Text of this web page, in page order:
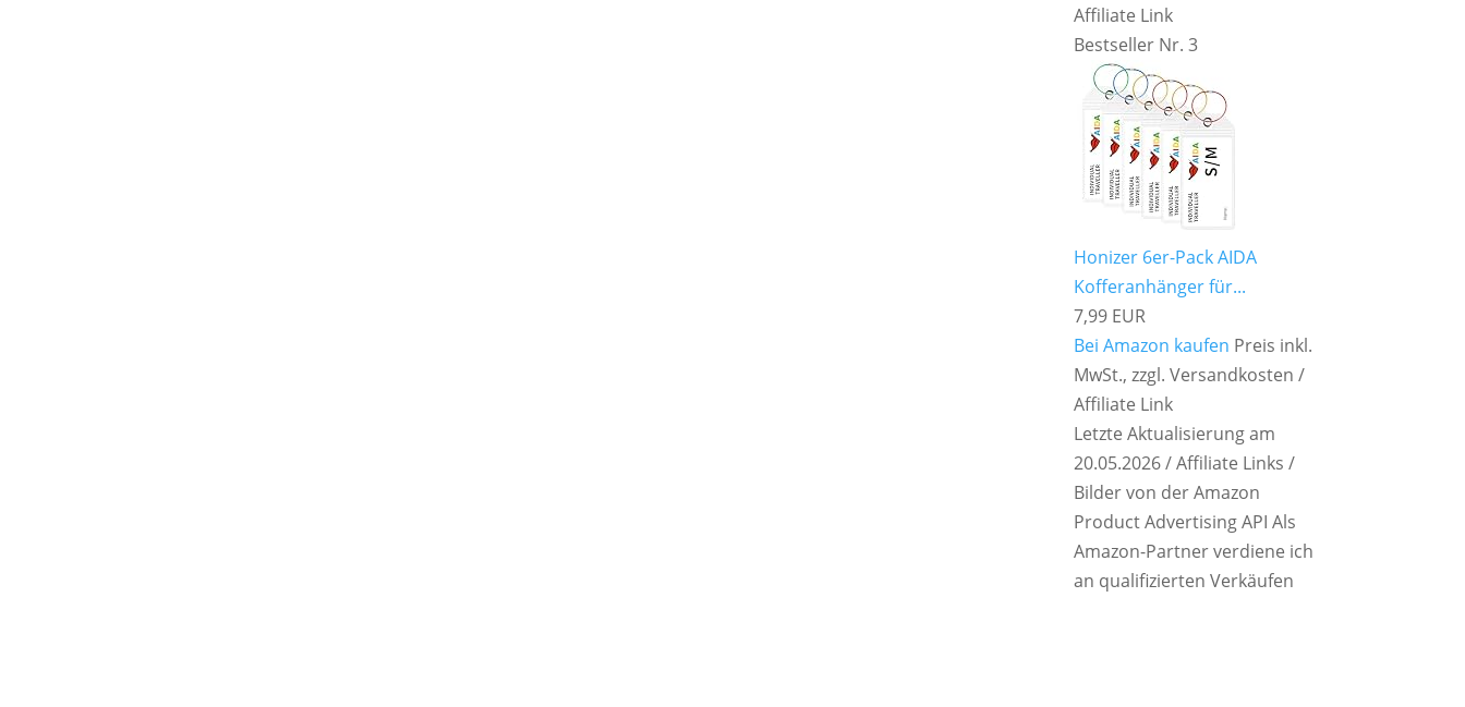
Affiliate Link
Bestseller Nr. 3
Honizer 6er-Pack AIDA
Kofferanhänger für...
7,99 EUR
Bei Amazon kaufen Preis inkl.
MwSt., zzgl. Versandkosten /
Affiliate Link
Letzte Aktualisierung am
20.05.2026 / Affiliate Links /
Bilder von der Amazon
Product Advertising API Als
Amazon-Partner verdiene ich
an qualifizierten Verkäufen